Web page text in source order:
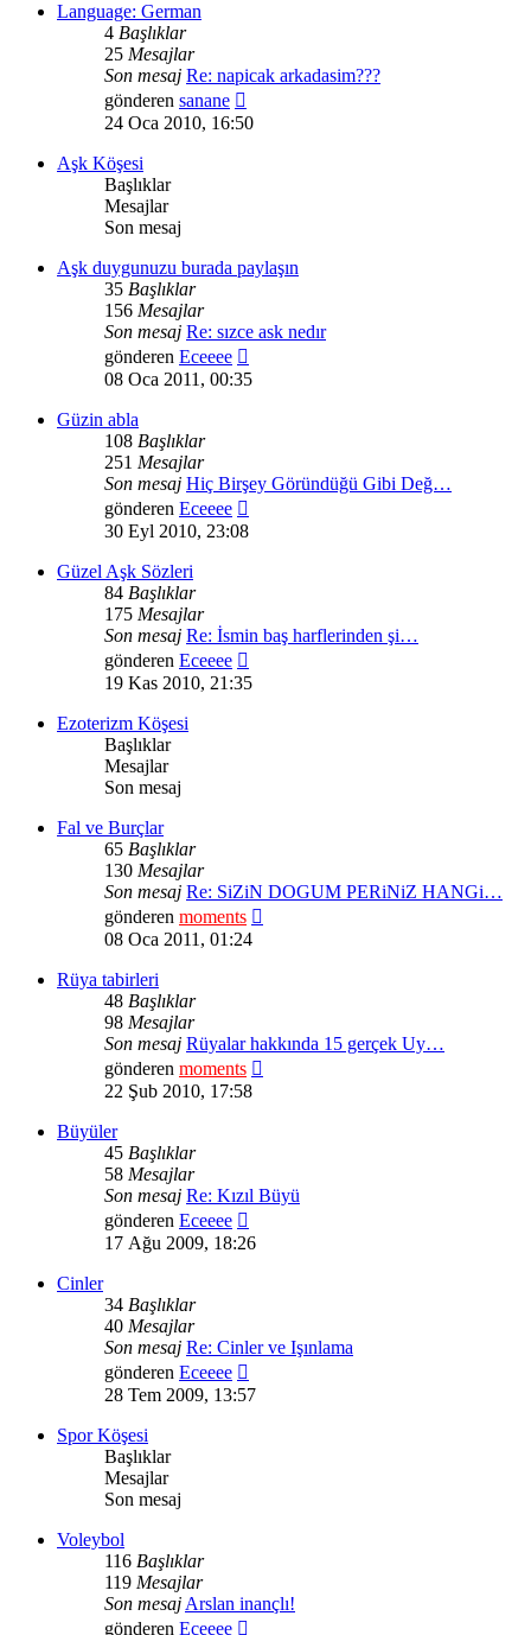
Language: German
4 Başlıklar
25 Mesajlar
Son mesaj Re: napicak arkadasim???
gönderen sanane
mesajı
24 Oca 2010, 16:50
Aşk Köşesi
Başlıklar
Mesajlar
Son mesaj
Aşk duygunuzu burada paylaşın
35 Başlıklar
156 Mesajlar
Son mesaj Re: sızce ask nedır
gönderen Eceeee
mesajı
08 Oca 2011, 00:35
Güzin abla
108 Başlıklar
251 Mesajlar
Son mesaj Hiç Birşey Göründüğü Gibi Değ…
gönderen Eceeee
30 Eyl 2010, 23:08
Güzel Aşk Sözleri
84 Başlıklar
175 Mesajlar
Son mesaj Re: İsmin baş harflerinden şi…
gönderen Eceeee
mesajı
19 Kas 2010, 21:35
Ezoterizm Köşesi
Başlıklar
Mesajlar
Son mesaj
Fal ve Burçlar
65 Başlıklar
130 Mesajlar
Son mesaj Re: SiZiN DOGUM PERiNiZ HANGi…
gönderen moments
08 Oca 2011, 01:24
Rüya tabirleri
48 Başlıklar
98 Mesajlar
Son mesaj Rüyalar hakkında 15 gerçek Uy…
gönderen moments
22 Şub 2010, 17:58
Büyüler
45 Başlıklar
58 Mesajlar
Son mesaj Re: Kızıl Büyü
gönderen Eceeee
mesajı
17 Ağu 2009, 18:26
Cinler
34 Başlıklar
40 Mesajlar
Son mesaj Re: Cinler ve Işınlama
gönderen Eceeee
mesajı
28 Tem 2009, 13:57
Spor Köşesi
Başlıklar
Mesajlar
Son mesaj
Voleybol
116 Başlıklar
119 Mesajlar
Son mesajArslan inançlı!
gönderen Eceeee